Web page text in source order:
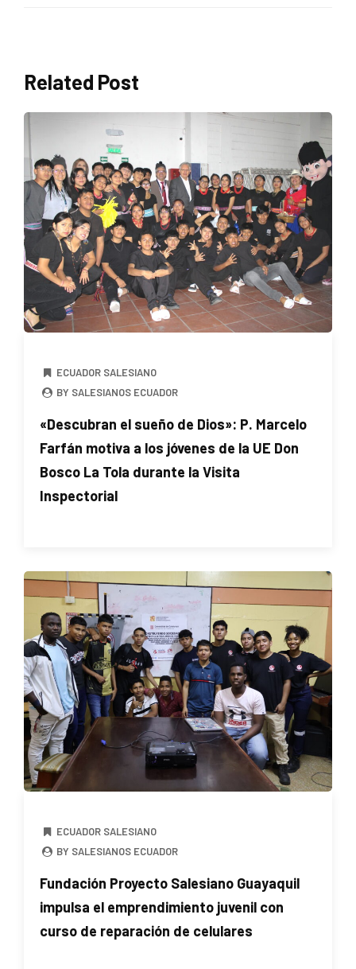
Related Post
ECUADOR SALESIANO
BY SALESIANOS ECUADOR
«Descubran el sueño de Dios»: P. Marcelo
Farfán motiva a los jóvenes de la UE Don
Bosco La Tola durante la Visita
Inspectorial
ECUADOR SALESIANO
BY SALESIANOS ECUADOR
Fundación Proyecto Salesiano Guayaquil
impulsa el emprendimiento juvenil con
curso de reparación de celulares